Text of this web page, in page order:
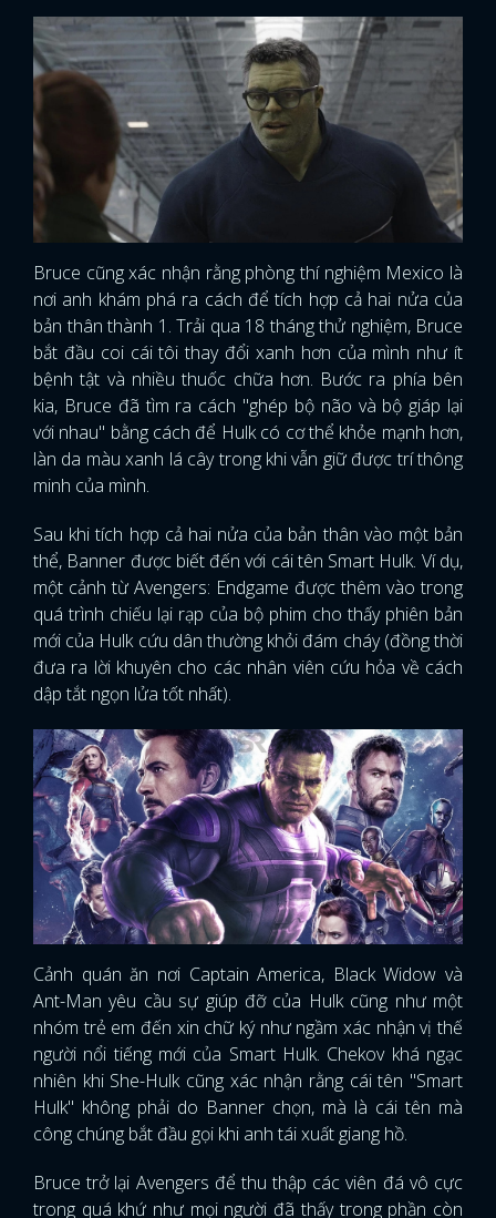
Bruce cũng xác nhận rằng phòng thí nghiệm Mexico là
nơi anh khám phá ra cách để tích hợp cả hai nửa của
bản thân thành 1. Trải qua 18 tháng thử nghiệm, Bruce
bắt đầu coi cái tôi thay đổi xanh hơn của mình như ít
bệnh tật và nhiều thuốc chữa hơn. Bước ra phía bên
kia, Bruce đã tìm ra cách "ghép bộ não và bộ giáp lại
với nhau" bằng cách để Hulk có cơ thể khỏe mạnh hơn,
làn da màu xanh lá cây trong khi vẫn giữ được trí thông
minh của mình.
Sau khi tích hợp cả hai nửa của bản thân vào một bản
thể, Banner được biết đến với cái tên Smart Hulk. Ví dụ,
một cảnh từ Avengers: Endgame được thêm vào trong
quá trình chiếu lại rạp của bộ phim cho thấy phiên bản
mới của Hulk cứu dân thường khỏi đám cháy (đồng thời
đưa ra lời khuyên cho các nhân viên cứu hỏa về cách
dập tắt ngọn lửa tốt nhất).
Cảnh quán ăn nơi Captain America, Black Widow và
Ant-Man yêu cầu sự giúp đỡ của Hulk cũng như một
nhóm trẻ em đến xin chữ ký như ngầm xác nhận vị thế
người nổi tiếng mới của Smart Hulk. Chekov khá ngạc
nhiên khi She-Hulk cũng xác nhận rằng cái tên "Smart
Hulk" không phải do Banner chọn, mà là cái tên mà
công chúng bắt đầu gọi khi anh tái xuất giang hồ.
Bruce trở lại Avengers để thu thập các viên đá vô cực
trong quá khứ như mọi người đã thấy trong phần còn